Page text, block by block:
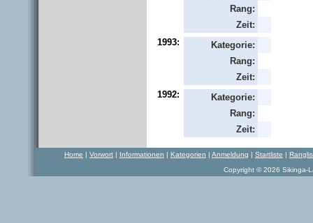
Rang:
Zeit:
1993:
Kategorie:
Rang:
Zeit:
1992:
Kategorie:
Rang:
Zeit:
Home | Vorwort | Informationen | Kategorien | Anmeldung | Startliste |
Copyright © 2026 Sikinga-